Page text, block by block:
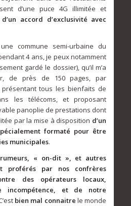
d’une puce 4G illimitée et
accord d’exclusivité avec
commune semi-urbaine du
4 ans, je peux notamment
gardé le dossier), qu’il m’a
de près de 150 pages, par
présentant tous les bienfaits de
les télécoms, et proposant
panoplie de prestations dont
par la mise à disposition d’un
formaté pour être
municipales.
« on-dit », et autres
proférés par nos confrères
des opérateurs locaux,
incompétence, et de notre
bien mal connaitre le monde